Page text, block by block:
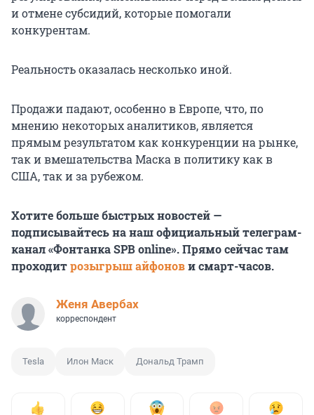
и отмене субсидий, которые помогали
конкурентам.
Реальность оказалась несколько иной.
Продажи падают, особенно в Европе, что, по
мнению некоторых аналитиков, является
прямым результатом как конкуренции на рынке,
так и вмешательства Маска в политику как в
США, так и за рубежом.
Хотите больше быстрых новостей —
подписывайтесь на наш официальный телеграм-
канал «Фонтанка SPB online». Прямо сейчас там
проходитрозыгрыш айфонови смарт-часов.
Женя Авербах
корреспондент
Tesla Илон Маск Дональд Трамп